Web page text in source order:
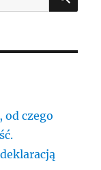
od czego